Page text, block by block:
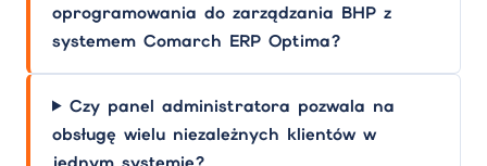
oprogramowania do zarządzania BHP z
systemem Comarch ERP Optima?
Czy panel administratora pozwala na
obsługę wielu niezależnych klientów w